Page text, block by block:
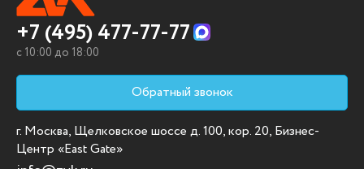
+7 (495) 477-77-77
c 10:00 до 18:00
Обратный звонок
г. Москва, Щелковское шоссе д. 100, кор. 20, Бизнес-
Центр «East Gate»